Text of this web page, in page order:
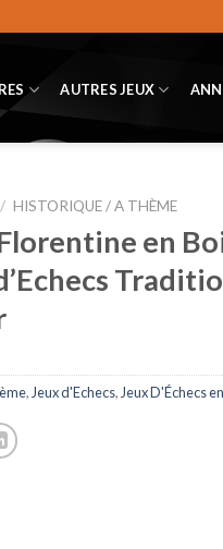
AUTRES JEUX
/ HISTORIQUE / A THÈME
en
, Jeux d'Echecs, Jeux D'Échecs